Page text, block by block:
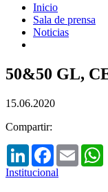
Inicio
Sala de prensa
Noticias
50&50 GL,
15.06.2020
Compartir:
LinkedInFacebook
Email
Institucional